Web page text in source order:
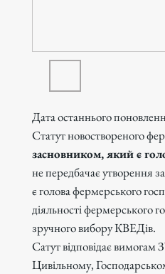
Дата останнього
Статут новоствореного
засновником, який є
не передбачає утворення
є голова фермерського
діяльності фермерського
зручного вибору КВЕДів.
Сатут відповідає
Цивільному,